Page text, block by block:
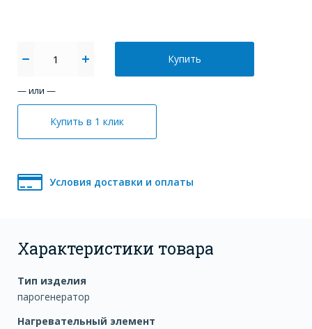
Купить
— или —
Купить в 1 клик
Условия доставки и оплаты
Характеристики товара
Тип изделия
парогенератор
Нагревательный элемент